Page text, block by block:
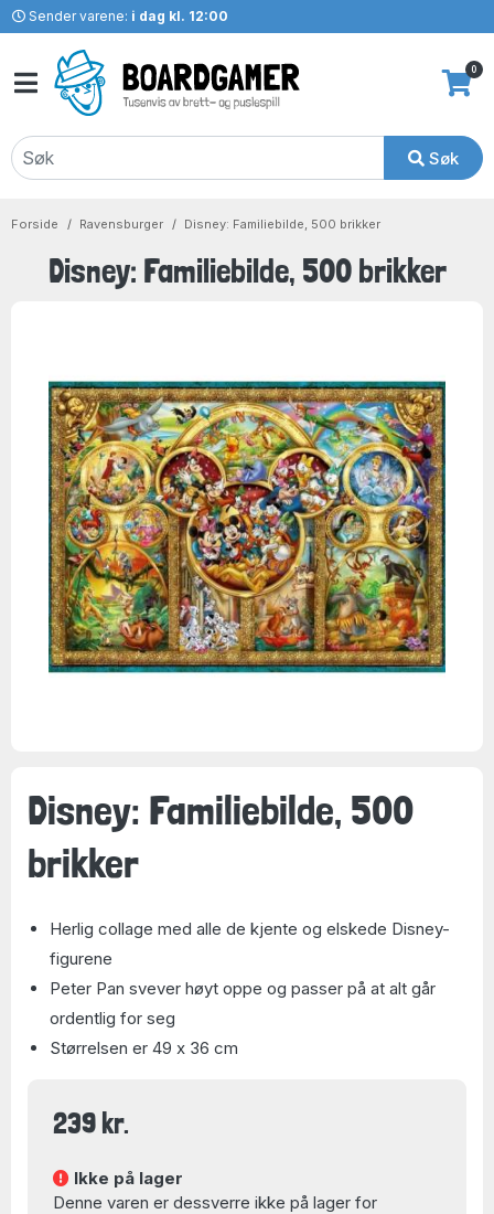
Sender varene: i dag kl. 12:00
Søk
0
Forside Ravensburger Disney: Familiebilde, 500 brikker
Disney: Familiebilde, 500 brikker
Disney: Familiebilde, 500
brikker
Herlig collage med alle de kjente og elskede Disney-
figurene
Peter Pan svever høyt oppe og passer på at alt går
ordentlig for seg
Størrelsen er 49 x 36 cm
239 kr.
Ikke på lager
Denne varen er dessverre ikke på lager for